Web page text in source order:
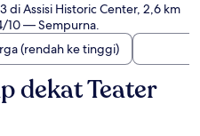
Assisi Historic Center, 2,6 km
10 — Sempurna.
(rendah ke tinggi)
dekat Teater